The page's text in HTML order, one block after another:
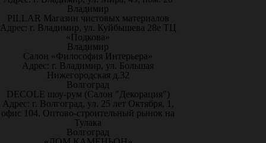
Владимир
PILLAR Магазин чистовых материалов
Адрес: г. Владимир, ул. Куйбышева 28е ТЦ
«Подкова»
Владимир
Салон «Философия Интерьера»
Адрес: г. Владимир, ул. Большая
Нижегородская д.32
Волгоград
DECOLE шоу-рум (Салон "Декорация")
Адрес: г. Волгоград, ул. 25 лет Октября, 1,
офис 104. Оптово-строительный рынок на
Тулака
Волгоград